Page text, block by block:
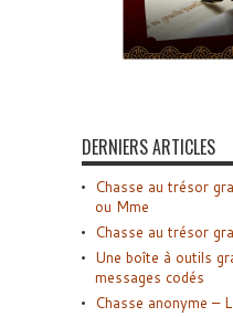
DERNIERS ARTICLES
Chasse au trésor
ou Mme
Chasse au trésor
Une boîte à outils
messages codés
Chasse anonyme –